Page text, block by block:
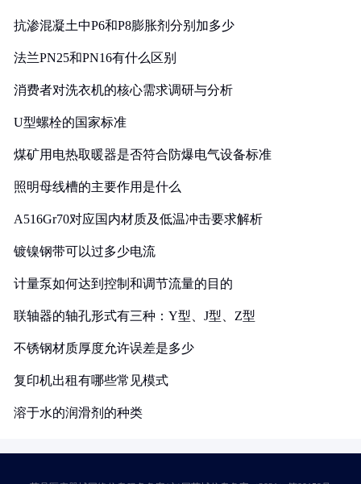
抗渗混凝土中P6和P8膨胀剂分别加多少
法兰PN25和PN16有什么区别
消费者对洗衣机的核心需求调研与分析
U型螺栓的国家标准
煤矿用电热取暖器是否符合防爆电气设备标准
照明母线槽的主要作用是什么
A516Gr70对应国内材质及低温冲击要求解析
镀镍钢带可以过多少电流
计量泵如何达到控制和调节流量的目的
联轴器的轴孔形式有三种：Y型、J型、Z型
不锈钢材质厚度允许误差是多少
复印机出租有哪些常见模式
溶于水的润滑剂的种类